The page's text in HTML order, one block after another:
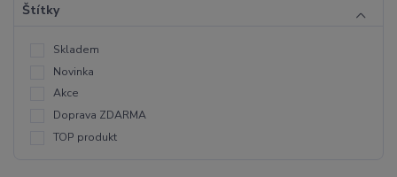
Štítky
Skladem
Novinka
Akce
Doprava ZDARMA
TOP produkt